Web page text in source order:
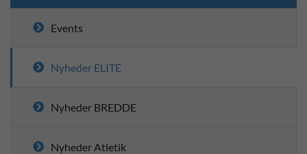
Events
Nyheder ELITE
Nyheder BREDDE
Nyheder Atletik